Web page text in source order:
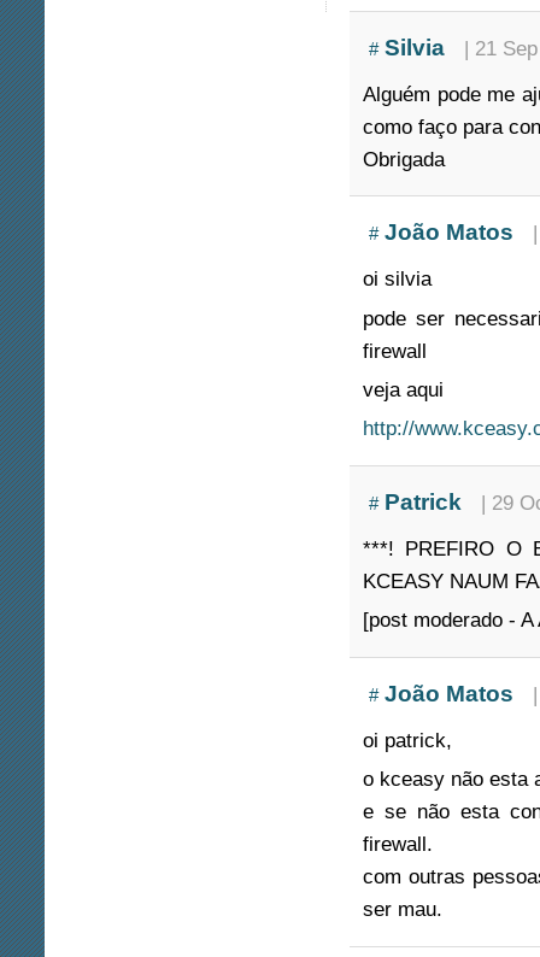
# Silvia
| 21
Alguém pode me
como faço para
Obrigada
# João Matos
oi silvia
pode ser
firewall
veja aqui
http://
# Patrick
| 29
***! PREFIRO O
KCEASY NAUM
[post moderado -
# João Matos
oi patrick,
o kceasy não esta
e se não esta
firewall.
com outras
ser mau.